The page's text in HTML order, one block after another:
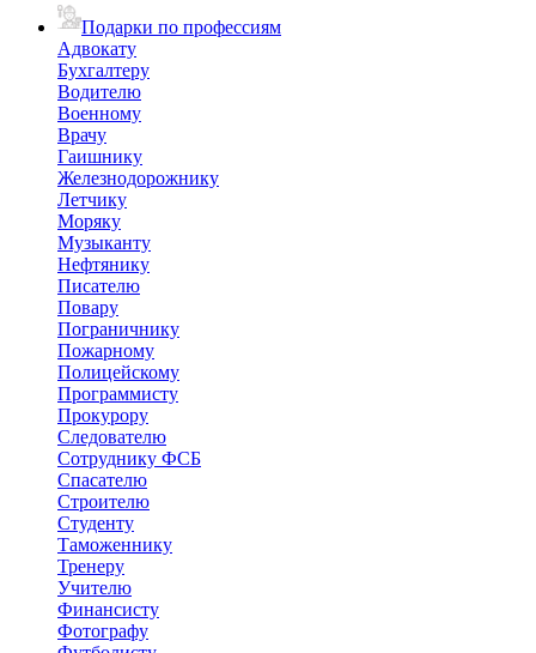
Подарки по профессиям
Адвокату
Бухгалтеру
Водителю
Военному
Врачу
Гаишнику
Железнодорожнику
Летчику
Моряку
Музыканту
Нефтянику
Писателю
Повару
Пограничнику
Пожарному
Полицейскому
Программисту
Прокурору
Следователю
Сотруднику ФСБ
Спасателю
Строителю
Студенту
Таможеннику
Тренеру
Учителю
Финансисту
Фотографу